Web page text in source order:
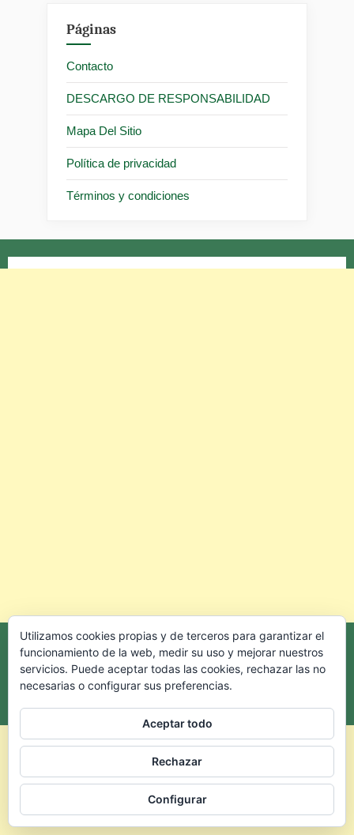
Páginas
Contacto
DESCARGO DE RESPONSABILIDAD
Mapa Del Sitio
Política de privacidad
Términos y condiciones
Utilizamos cookies propias y de terceros para garantizar el
funcionamiento de la web, medir su uso y mejorar nuestros
servicios. Puede aceptar todas las cookies, rechazar las no
necesarias o configurar sus preferencias.
Aceptar todo
Rechazar
Configurar